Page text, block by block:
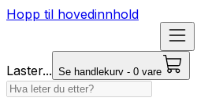
Hopp til hovedinnhold
Laster... Se handlekurv - 0 vare